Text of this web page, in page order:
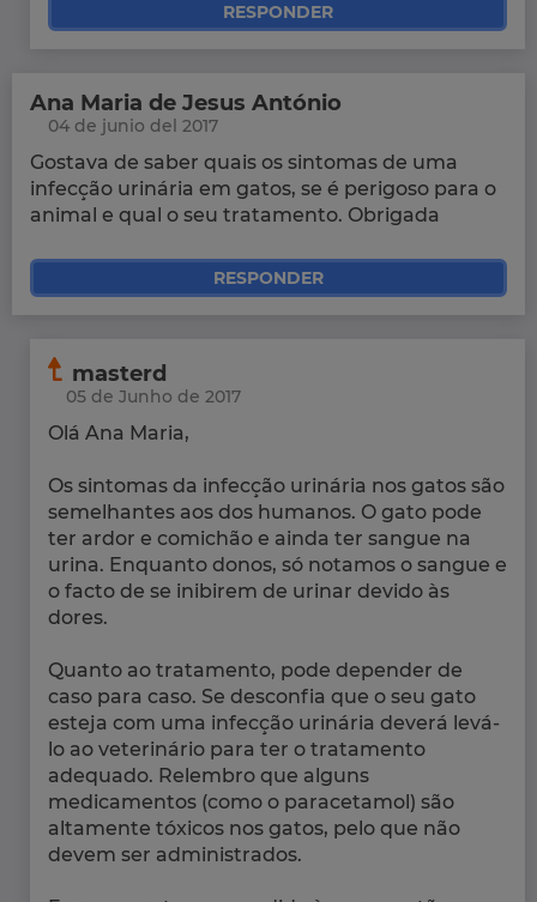
RESPONDER
Ana Maria de Jesus António
04 de junio del 2017
Gostava de saber quais os sintomas de uma
infecção urinária em gatos, se é perigoso para o
animal e qual o seu tratamento. Obrigada
RESPONDER
masterd
05 de Junho de 2017
Olá Ana Maria,
Os sintomas da infecção urinária nos gatos são
semelhantes aos dos humanos. O gato pode
ter ardor e comichão e ainda ter sangue na
urina. Enquanto donos, só notamos o sangue e
o facto de se inibirem de urinar devido às
dores.
Quanto ao tratamento, pode depender de
caso para caso. Se desconfia que o seu gato
esteja com uma infecção urinária deverá levá-
lo ao veterinário para ter o tratamento
adequado. Relembro que alguns
medicamentos (como o paracetamol) são
altamente tóxicos nos gatos, pelo que não
devem ser administrados.